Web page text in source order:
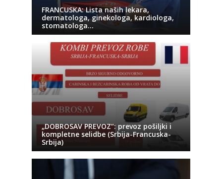
FRANCUSKA: Lista naših lekara,
dermatologa, ginekologa, kardiologa,
stomatologa…
„DOBROSAV PREVOZ“: prevoz pošiljki i
kompletne selidbe (Srbija-Francuska-
Srbija)